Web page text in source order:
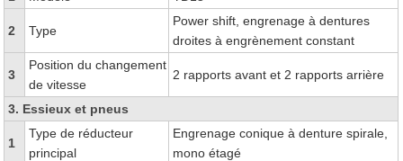
2 Type
Power shift, engrenage à dentures
droites à engrènement constant
3
Position du changement
de vitesse
2 rapports avant et 2 rapports arrière
3. Essieux et pneus
1
Type de réducteur
principal
Engrenage conique à denture spirale,
mono étagé